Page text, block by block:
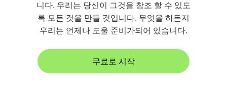
니다. 우리는 당신이 그것을 창조 할 수 있도
록 모든 것을 만들 것입니다. 무엇을 하든지
우리는 언제나 도울 준비가되어 있습니다.
무료로 시작